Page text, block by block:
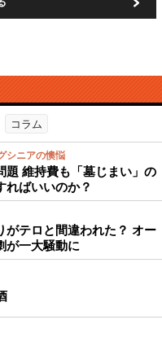
コラム
シニアの懊悩
題 維持費も「墓じまい」の
ればいいのか？
がテロと間違われた？ オー
が一大騒動に